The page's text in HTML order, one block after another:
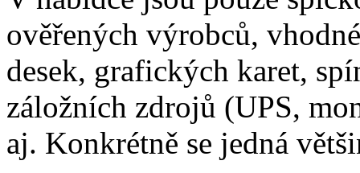
ověřených výrobců,
desek, grafických karet,
záložních zdrojů (UPS,
aj. Konkrétně se jedná